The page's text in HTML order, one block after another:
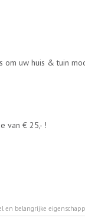
om uw huis & tuin
van € 25,- !
en belangrijke